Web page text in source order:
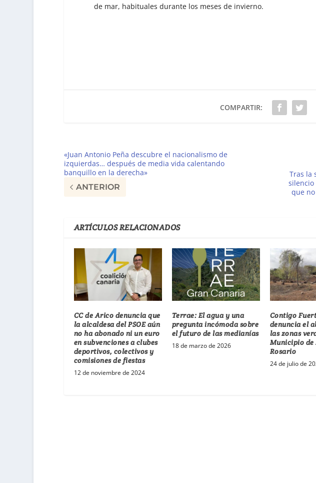
de mar, habituales durante los meses de invierno.
COMPARTIR:
«Juan Antonio Peña descubre el nacionalismo de
izquierdas… después de media vida calentando
banquillo en la derecha»
ANTERIOR
Tras la
silencio
que
ARTÍCULOS RELACIONADOS
CC de Arico denuncia que
la alcaldesa del PSOE aún
no ha abonado ni un euro
en subvenciones a clubes
deportivos, colectivos y
comisiones de fiestas
12 de noviembre de 2024
Terrae: El agua y una
pregunta incómoda sobre
el futuro de las medianías
18 de marzo de 2026
Contigo
denuncia el
las zonas
Municipio de
Rosario
24 de julio de